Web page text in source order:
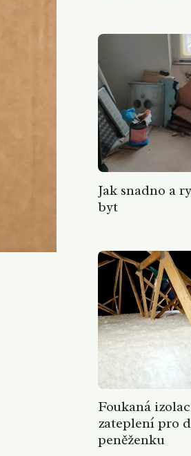
Jak snadno a
byt
Foukaná
zateplení pro
peněženku